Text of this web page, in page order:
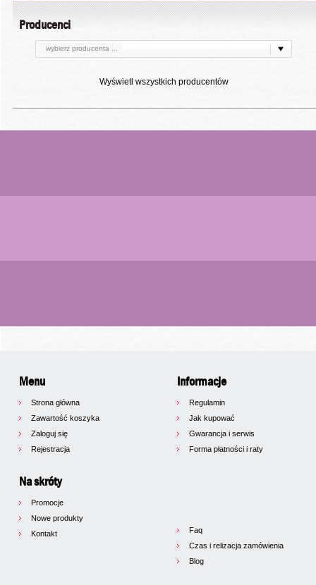
Producenci
wybierz producenta ...
Wyświetl wszystkich producentów
Menu
Strona główna
Zawartość koszyka
Zaloguj się
Rejestracja
Na skróty
Promocje
Nowe produkty
Kontakt
Informacje
Regulamin
Jak kupować
Gwarancja i serwis
Forma płatności i raty
Faq
Czas i relizacja zamówienia
Blog